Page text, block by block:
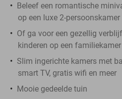
Beleef een romantische
op een luxe 2-persoonskamer
Of ga voor een gezellig
kinderen op een familiekamer
Slim ingerichte kamers met
smart TV, gratis wifi en meer
Mooie gedeelde tuin